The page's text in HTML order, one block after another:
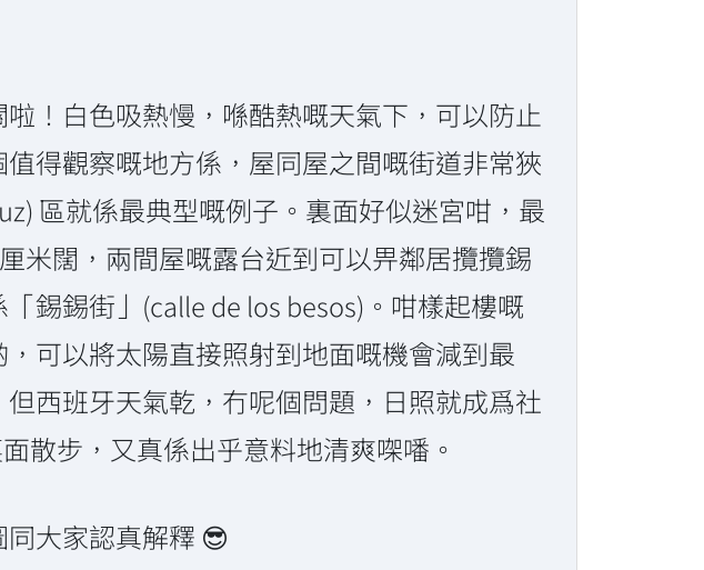
！白色吸熱慢，喺酷熱嘅天氣下，可以防止
得觀察嘅地方係，屋同屋之間嘅街道非常狹
區就係最典型嘅例子。裏面好似迷宮咁，最
米闊，兩間屋嘅露台近到可以畀鄰居攬攬錫
錫錫街」(calle de los besos)。咁樣起樓嘅
可以將太陽直接照射到地面嘅機會減到最
西班牙天氣乾，冇呢個問題，日照就成爲社
散步，又真係出乎意料地清爽㗎噃。
大家認真解釋 😎